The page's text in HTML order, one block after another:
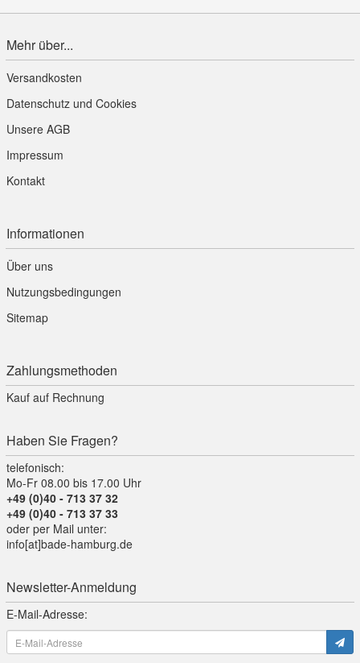
Mehr über...
Versandkosten
Datenschutz und Cookies
Unsere AGB
Impressum
Kontakt
Informationen
Über uns
Nutzungsbedingungen
Sitemap
Zahlungsmethoden
Kauf auf Rechnung
Haben Sie Fragen?
telefonisch:
Mo-Fr 08.00 bis 17.00 Uhr
+49 (0)40 - 713 37 32
+49 (0)40 - 713 37 33
oder per Mail unter:
info[at]bade-hamburg.de
Newsletter-Anmeldung
E-Mail-Adresse: